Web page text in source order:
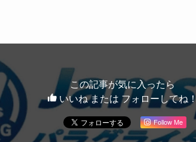
この記事が気に入ったら
いいね または フォローしてね！
Follow Me